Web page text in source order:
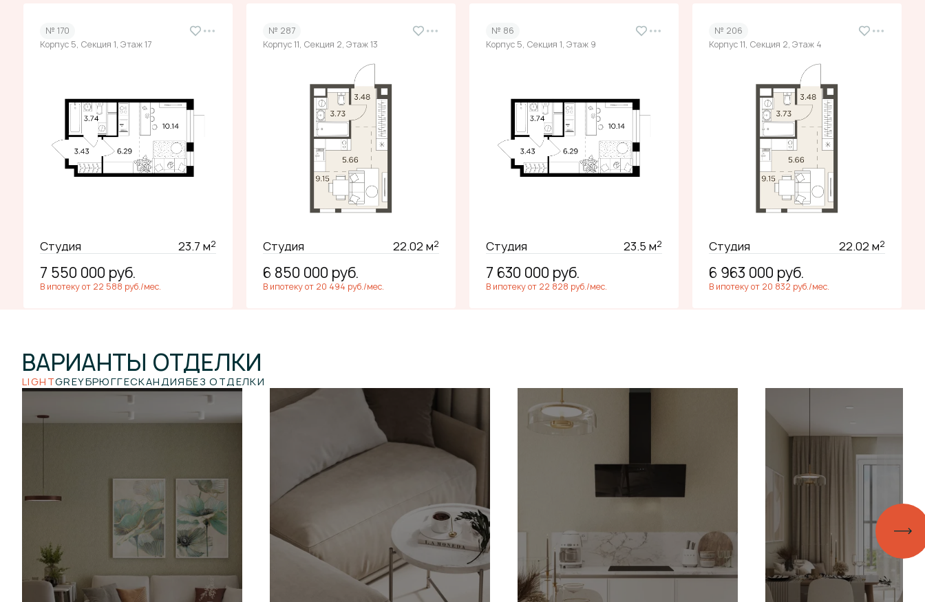
№ 170
Корпус 5, Секция 1, Этаж 17
Студия 23.7 м2
7 550 000 руб.
В ипотеку от 22 588 руб./мес.
№ 287
Корпус 11, Секция 2, Этаж 13
Студия 22.02 м2
6 850 000 руб.
В ипотеку от 20 494 руб./мес.
№ 86
Корпус 5, Секция 1, Этаж 9
Студия 23.5 м2
7 630 000 руб.
В ипотеку от 22 828 руб./мес.
№ 206
Корпус 11, Секция 2, Этаж 4
Студия 22.02 м2
6 963 000 руб.
В ипотеку от 20 832 руб./мес.
ВАРИАНТЫ ОТДЕЛКИ
LIGHTGREYБРЮГГЕСКАНДИЯБЕЗ ОТДЕЛКИ